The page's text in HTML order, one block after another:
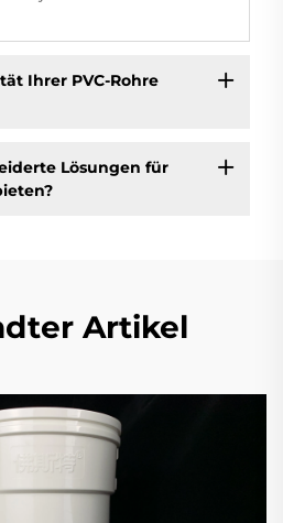
Ihrer PVC-Rohre
Lösungen für
Artikel